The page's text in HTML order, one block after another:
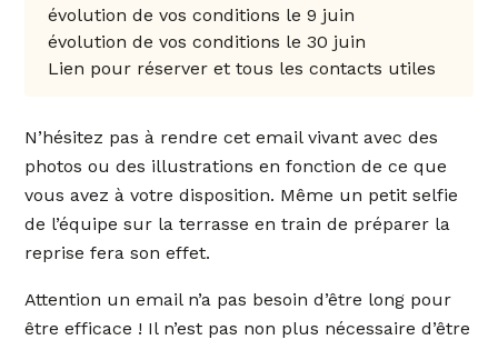
évolution de vos conditions le 9 juin
évolution de vos conditions le 30 juin
Lien pour réserver et tous les contacts utiles
N’hésitez pas à rendre cet email vivant avec des
photos ou des illustrations en fonction de ce que
vous avez à votre disposition. Même un petit selfie
de l’équipe sur la terrasse en train de préparer la
reprise fera son effet.
Attention un email n’a pas besoin d’être long pour
être efficace ! Il n’est pas non plus nécessaire d’être